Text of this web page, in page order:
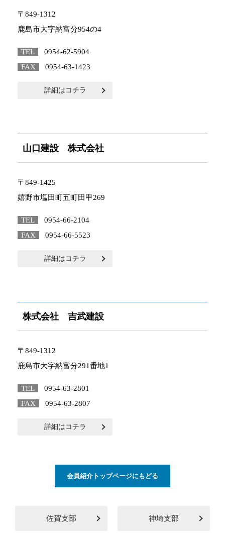
〒849-1312
鹿島市大字納富分954の4
TEL
0954-62-5904
FAX
0954-63-1423
詳細はコチラ
山口建設 株式会社
〒849-1425
嬉野市塩田町五町田甲269
TEL
0954-66-2104
FAX
0954-66-5523
詳細はコチラ
株式会社 吉武建設
〒849-1312
鹿島市大字納富分291番地1
TEL
0954-63-2801
FAX
0954-63-2807
詳細はコチラ
会員紹介トップページにもどる
佐賀支部 神埼支部